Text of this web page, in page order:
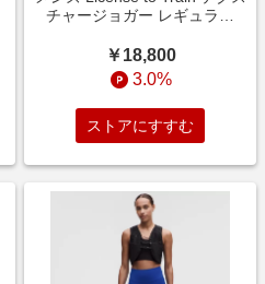
チャージョガー レギュラー
￥18,800
3.0%
ストアにすすむ